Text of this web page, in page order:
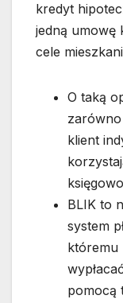
kredyt
jedną umowę
cele
O taką
klient
BLIK to
system
któremu
pomocą